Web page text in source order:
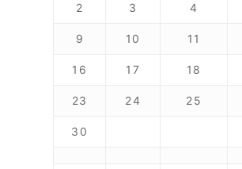
2 3 4
9 10 11
16 17 18
23 24 25
30